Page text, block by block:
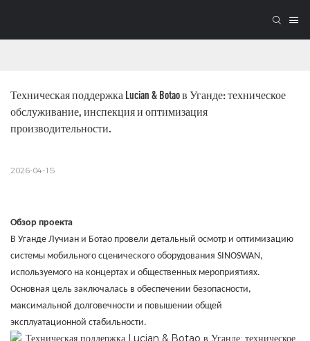
Техническая поддержка Lucian & Botao в Уганде: техническое
обслуживание, инспекция и оптимизация
производительности.
2026-04-15
Обзор проекта
В Уганде Лучиан и Ботао провели детальный осмотр и оптимизацию
системы мобильного сценического оборудования SINOSWAN,
используемого на концертах и ​​общественных мероприятиях.
Основная цель заключалась в обеспечении безопасности,
максимальной долговечности и повышении общей
эксплуатационной стабильности.